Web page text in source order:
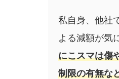
私自身、他社
よる減額が気
にこスマは傷
制限の有無な